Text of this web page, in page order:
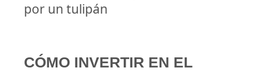
por un tulipán
CÓMO INVERTIR EN EL